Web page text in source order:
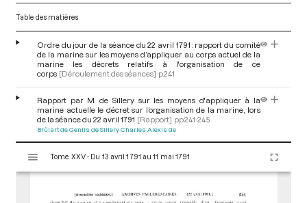
Table des matières
Ordre du jour de la séance du 22 avril 1791 : rapport du comité
de la marine sur les moyens d’appliquer au corps actuel de la
marine les décrets relatifs à l'organisation de ce
corps [Déroulement des séances] p.241
Rapport par M. de Sillery sur les moyens d'appliquer à la
marine actuelle le décret sur l’organisation de la marine, lors
de la séance du 22 avril 1791 [Rapport] pp.241-245
Brûlart de Genlis de Sillery Charles Alexis de
s
Tome XXV - Du 13 avril 1791 au 11 mai 1791